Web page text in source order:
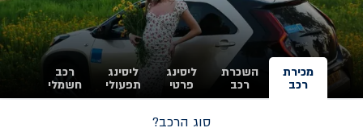
מכירת
רכב
השכרת
רכב
ליסינג
פרטי
ליסינג
תפעולי
רכב
חשמלי
סוג הרכב?